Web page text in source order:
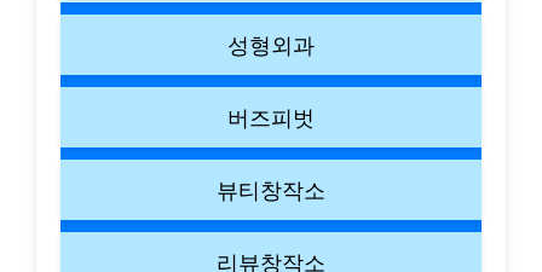
성형외과
버즈피벗
뷰티창작소
리뷰창작소